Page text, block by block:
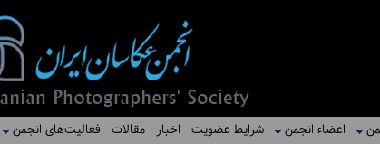
اعضاء انجمن شرایط عضویت اخبار مقالات فعالیت‌های انجمن